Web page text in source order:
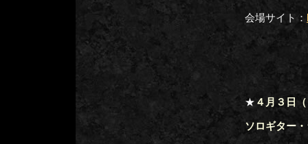
会場サイト：
★ ４月３日
ソロギター